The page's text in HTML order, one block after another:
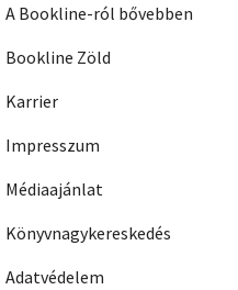
A Bookline-ról bővebben
Bookline Zöld
Karrier
Impresszum
Médiaajánlat
Könyvnagykereskedés
Adatvédelem